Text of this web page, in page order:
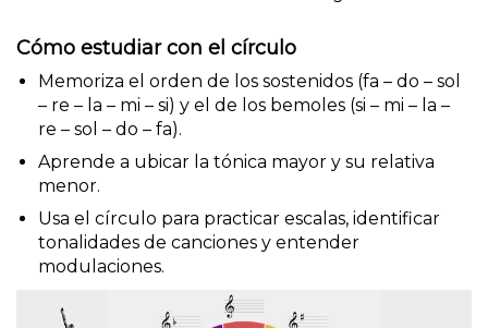
Cómo estudiar con el círculo
Memoriza el orden de los sostenidos (fa – do – sol
– re – la – mi – si) y el de los bemoles (si – mi – la –
re – sol – do – fa).
Aprende a ubicar la tónica mayor y su relativa
menor.
Usa el círculo para practicar escalas, identificar
tonalidades de canciones y entender
modulaciones.